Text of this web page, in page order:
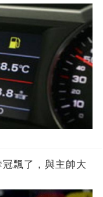
飄了，與主帥大